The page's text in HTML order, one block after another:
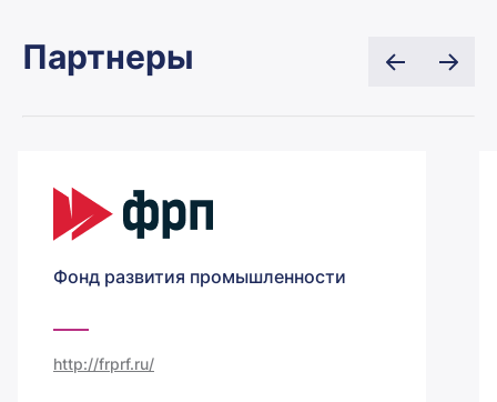
Партнеры
Фонд развития промышленности
http://frprf.ru/